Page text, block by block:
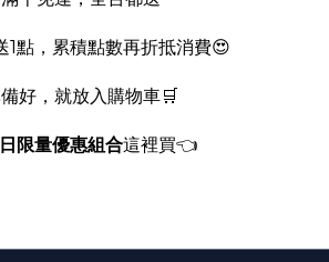
1點，累積點數再折抵消費😍
好，就放入購物車🛒
限量優惠組合這裡買👈